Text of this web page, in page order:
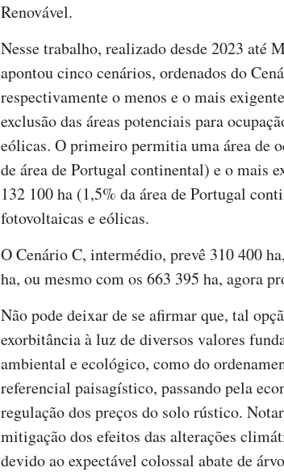
Renovável.
Nesse trabalho, realizado desde 2023 até
apontou cinco cenários, ordenados do
respectivamente o menos e o mais
exclusão das áreas potenciais para
eólicas. O primeiro permitia uma área de
de área de Portugal continental) e o mais
132 100 ha (1,5% da área de Portugal
fotovoltaicas e eólicas.
O Cenário C, intermédio, prevê 310 400
ha, ou mesmo com os 663 395 ha, agora
Não pode deixar de se afirmar que, tal
exorbitância à luz de diversos valores
ambiental e ecológico, como do
referencial paisagístico, passando pela
regulação dos preços do solo rústico.
mitigação dos efeitos das alterações
devido ao expectável colossal abate de